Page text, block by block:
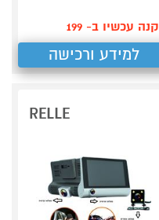
קנה עכשיו ב- 199
למידע ורכישה
RELLE